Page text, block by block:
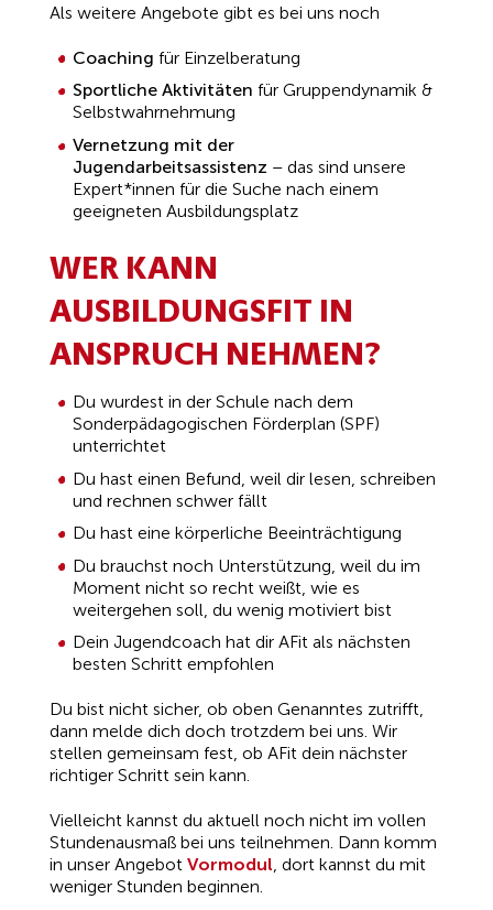
Als weitere Angebote gibt es bei uns noch
Coaching für Einzelberatung
Sportliche Aktivitäten für Gruppendynamik &
Selbstwahrnehmung
Vernetzung mit der
Jugendarbeitsassistenz – das sind unsere
Expert*innen für die Suche nach einem
geeigneten Ausbildungsplatz
WER KANN
AUSBILDUNGSFIT IN
ANSPRUCH NEHMEN?
Du wurdest in der Schule nach dem
Sonderpädagogischen Förderplan (SPF)
unterrichtet
Du hast einen Befund, weil dir lesen, schreiben
und rechnen schwer fällt
Du hast eine körperliche Beeinträchtigung
Du brauchst noch Unterstützung, weil du im
Moment nicht so recht weißt, wie es
weitergehen soll, du wenig motiviert bist
Dein Jugendcoach hat dir AFit als nächsten
besten Schritt empfohlen
Du bist nicht sicher, ob oben Genanntes zutrifft,
dann melde dich doch trotzdem bei uns. Wir
stellen gemeinsam fest, ob AFit dein nächster
richtiger Schritt sein kann.
Vielleicht kannst du aktuell noch nicht im vollen
Stundenausmaß bei uns teilnehmen. Dann komm
in unser Angebot Vormodul, dort kannst du mit
weniger Stunden beginnen.